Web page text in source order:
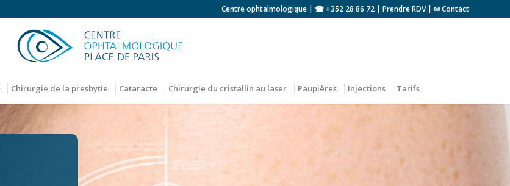
Centre ophtalmologique | ☎ +352 28 86 72 | Prendre RDV| ✉ Contact
Chirurgie de la presbytie Cataracte Chirurgie du cristallin au laser Paupières Injections Tarifs